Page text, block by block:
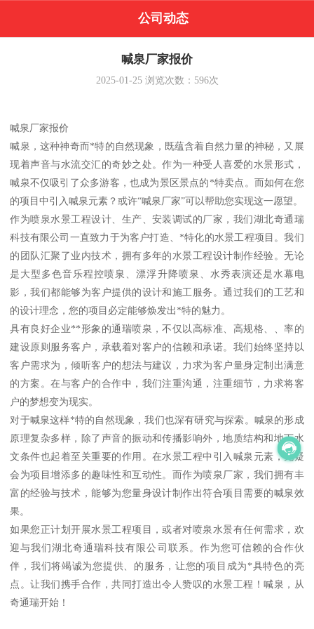
公司动态
喊泉厂家报价
2025-01-25浏览次数： 596次
喊泉厂家报价
喊泉，这种神奇而*特的自然现象，既蕴含着自然力量的神秘，又展
现着声音与水流交汇的奇妙之处。作为一种受人喜爱的水景形式，
喊泉不仅吸引了众多游客，也成为景区景点的*特卖点。而如何在您
的项目中引入喊泉元素？或许“喊泉厂家”可以帮助您实现这一愿望。
作为喷泉水景工程设计、生产、安装调试的厂家，我们湖北奇通瑞
科技有限公司一直致力于为客户打造、*特化的水景工程项目。我们
的团队汇聚了业内技术，拥有多年的水景工程设计制作经验。无论
是大型多色音乐程控喷泉、漂浮升降喷泉、水秀表演还是水幕电
影，我们都能够为客户提供的设计和施工服务。通过我们的工艺和
的设计理念，您的项目必定能够焕发出*特的魅力。
具有良好企业**形象的通瑞喷泉，不仅以高标准、高规格、、率的
建设原则服务客户，承载着对客户的信赖和承诺。我们始终坚持以
客户需求为，倾听客户的想法与建议，力求为客户量身定制出满意
的方案。在与客户的合作中，我们注重沟通，注重细节，力求将客
户的梦想变为现实。
对于喊泉这样*特的自然现象，我们也深有研究与探索。喊泉的形成
原理复杂多样，除了声音的振动和传播影响外，地质结构和地下水
文条件也起着至关重要的作用。在水景工程中引入喊泉元素，无疑
会为项目增添多的趣味性和互动性。而作为喷泉厂家，我们拥有丰
富的经验与技术，能够为您量身设计制作出符合项目需要的喊泉效
果。
如果您正计划开展水景工程项目，或者对喷泉水景有任何需求，欢
迎与我们湖北奇通瑞科技有限公司联系。作为您可信赖的合作伙
伴，我们将竭诚为您提供、的服务，让您的项目成为*具特色的亮
点。让我们携手合作，共同打造出令人赞叹的水景工程！喊泉，从
奇通瑞开始！